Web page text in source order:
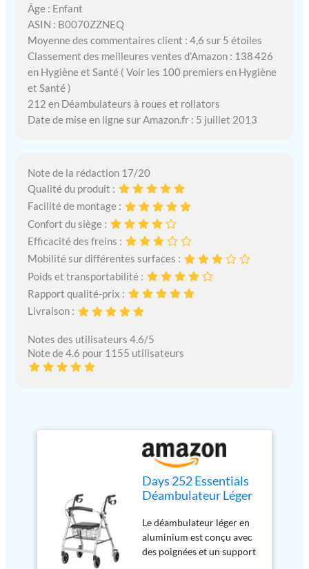
Âge : Enfant
ASIN : B0070ZZNEQ
Moyenne des commentaires client : 4,6 sur 5 étoiles
Classement des meilleures ventes d’Amazon : 138 426
en Hygiène et Santé ( Voir les 100 premiers en Hygiène
et Santé )
212 en Déambulateurs à roues et rollators
Date de mise en ligne sur Amazon.fr : 5 juillet 2013
Note de la rédaction 17/20
Qualité du produit :
Facilité de montage :
Confort du siège :
Efficacité des freins :
Mobilité sur différentes surfaces :
Poids et transportabilité :
Rapport qualité-prix :
Livraison :
Notes des utilisateurs 4.6/5
Note de 4.6 pour 1155 utilisateurs
Days 252 Essentials
Déambulateur Léger
Pliable à Quatre
Roues avec Siège
Rembourré, Support
Le déambulateur léger en
aluminium est conçu avec
des poignées et un support